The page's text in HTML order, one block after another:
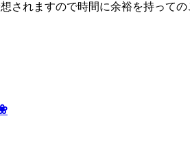
されますので時間に余裕を持っての